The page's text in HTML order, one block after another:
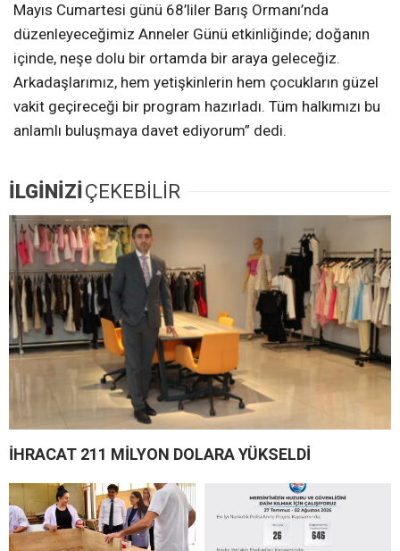
Mayıs Cumartesi günü 68’liler Barış Ormanı’nda
düzenleyeceğimiz Anneler Günü etkinliğinde; doğanın
içinde, neşe dolu bir ortamda bir araya geleceğiz.
Arkadaşlarımız, hem yetişkinlerin hem çocukların güzel
vakit geçireceği bir program hazırladı. Tüm halkımızı bu
anlamlı buluşmaya davet ediyorum” dedi.
İLGİNİZİÇEKEBİLİR
İHRACAT 211 MİLYON DOLARA YÜKSELDİ